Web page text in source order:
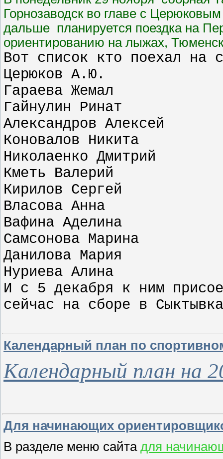
Горнозаводск во главе с
дальше планируется поездка на
ориентированию на лыжах,
Вот список кто поехал на
Церюков А.Ю.
Гараева Жемал
Гайнулин Ринат
Александров Алексей
Коновалов Никита
Николаенко Дмитрий
Кметь Валерий
Кирилов Сергей
Власова Анна
Вафина Аделина
Самсонова Марина
Данилова Мария
Нуриева Алина
И с 5 декабря к ним
сейчас на сборе в
Календарный план по
Календарный план на
Для начинающих
В разделе меню сайта для